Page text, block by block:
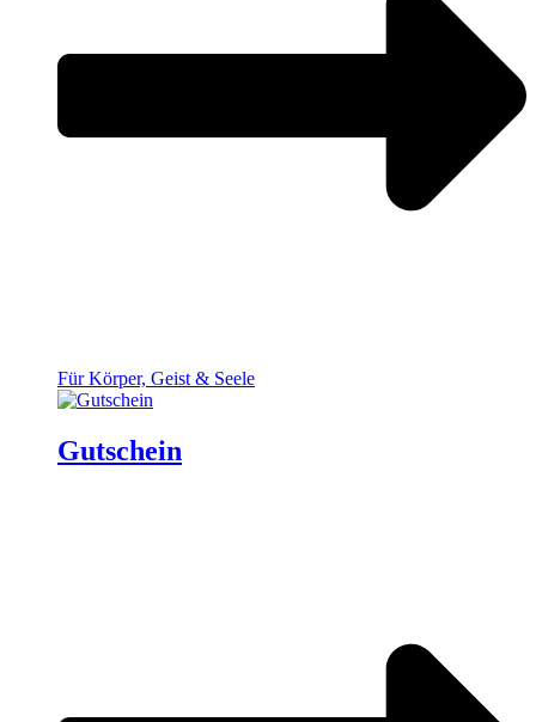
Für Körper, Geist & Seele
Gutschein